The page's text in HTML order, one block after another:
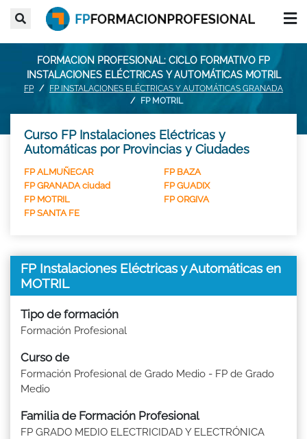
FORMACION PROFESIONAL: CICLO FORMATIVO FP
INSTALACIONES ELÉCTRICAS Y AUTOMÁTICAS MOTRIL
FP
FP INSTALACIONES ELÉCTRICAS Y AUTOMÁTICAS GRANADA
FP MOTRIL
Curso FP Instalaciones Eléctricas y
Automáticas por Provincias y Ciudades
FP ALMUÑECAR
FP BAZA
FP GRANADA ciudad
FP GUADIX
FP MOTRIL
FP ORGIVA
FP SANTA FE
FP Instalaciones Eléctricas y Automáticas en
MOTRIL
Tipo de formación
Formación Profesional
Curso de
Formación Profesional de Grado Medio - FP de Grado
Medio
Familia de Formación Profesional
FP GRADO MEDIO ELECTRICIDAD Y ELECTRÓNICA